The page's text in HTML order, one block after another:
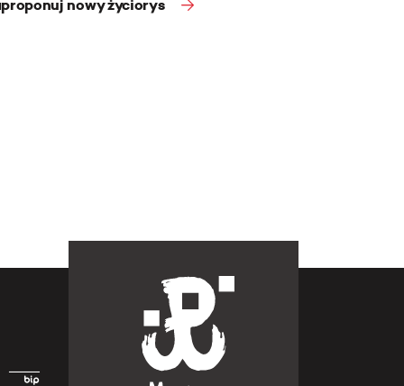
nowy życiorys